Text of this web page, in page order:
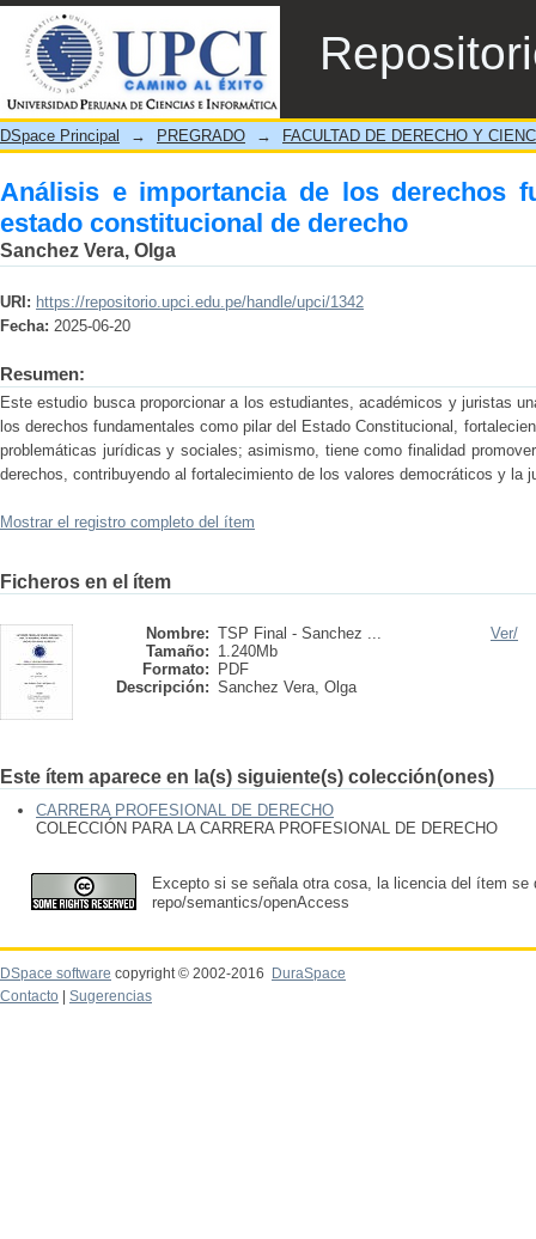
Análisis e importancia de los derechos
derecho
DSpace Principal → PREGRADO → FACULTAD DE DERECHO Y
Análisis e importancia de los derechos
estado constitucional de derecho
Sanchez Vera, Olga
URI: https://repositorio.upci.edu.pe/handle/upci/1342
Fecha: 2025-06-20
Resumen:
Este estudio busca proporcionar a los estudiantes, académicos y juristas
los derechos fundamentales como pilar del Estado Constitucional,
problemáticas jurídicas y sociales; asimismo, tiene como finalidad
derechos, contribuyendo al fortalecimiento de los valores democráticos y la
Mostrar el registro completo del ítem
Ficheros en el ítem
Nombre: TSP Final - Sanchez ...
Tamaño: 1.240Mb
Formato:
PDF
Descripción: Sanchez Vera, Olga
Ver/
Este ítem aparece en la(s) siguiente(s) colección(ones)
CARRERA PROFESIONAL DE DERECHO
COLECCIÓN PARA LA CARRERA PROFESIONAL DE DERECHO
Excepto si se señala otra cosa, la licencia del ítem se
repo/semantics/openAccess
DSpace software copyright © 2002-2016
DuraSpace
Contacto
Sugerencias